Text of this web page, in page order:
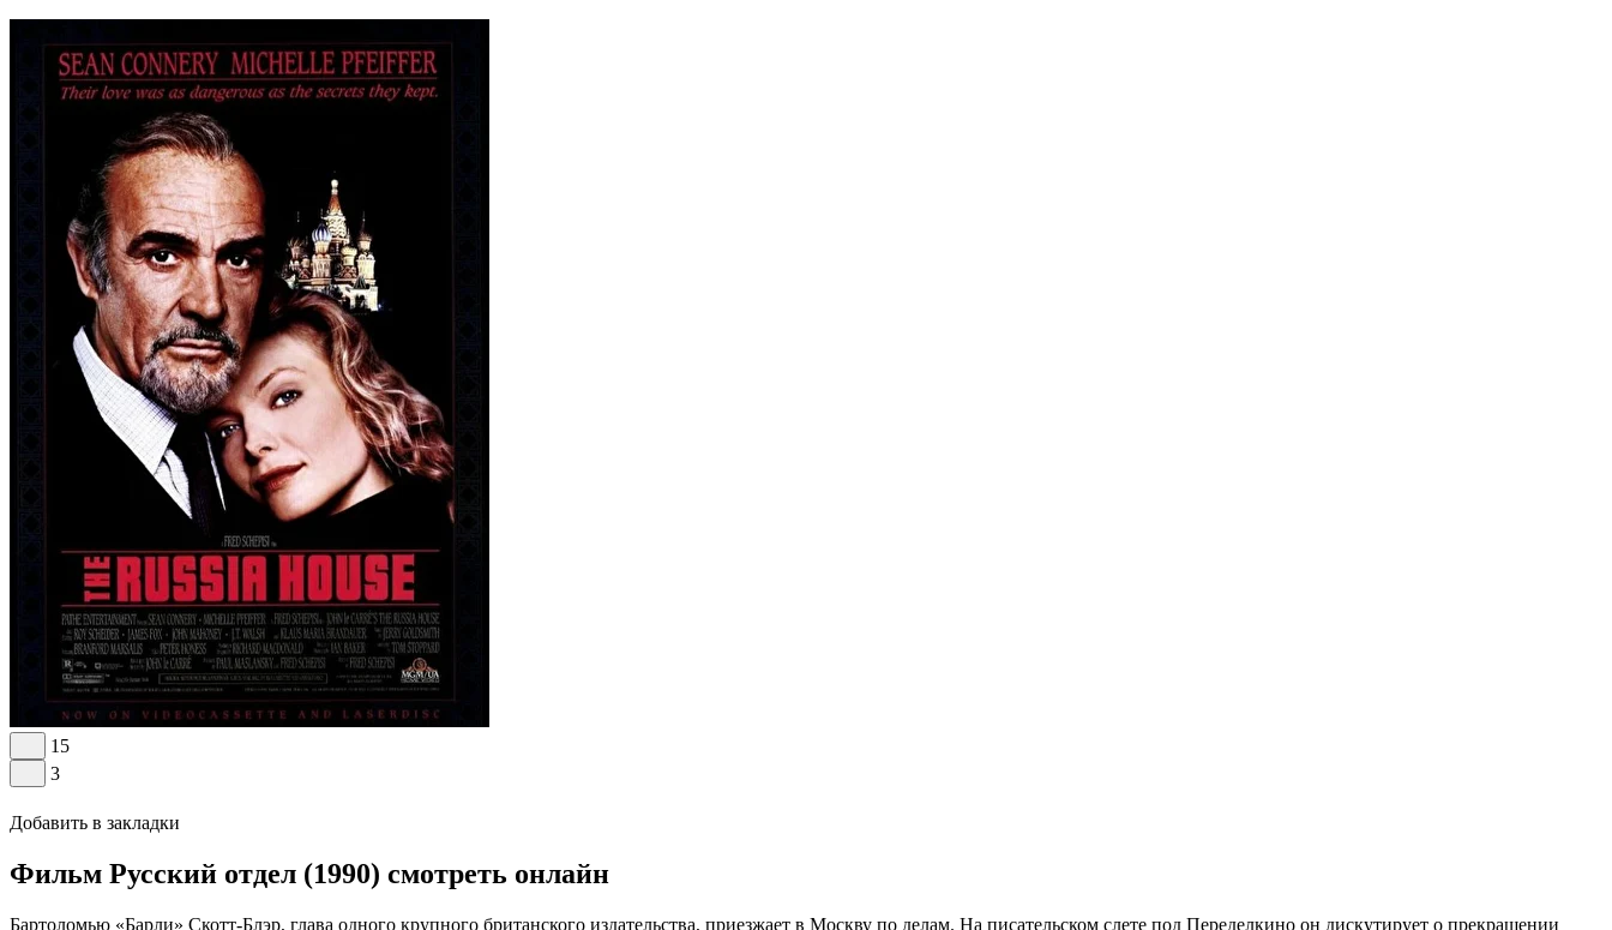
15
3
Добавить в закладки
Фильм Русский отдел (1990) смотреть онлайн
Бартоломью «Барли» Скотт-Блэр, глава одного крупного британского издательства, приезжает в Москву по делам. На писательском слете под Переделкино он дискутирует о прекращении